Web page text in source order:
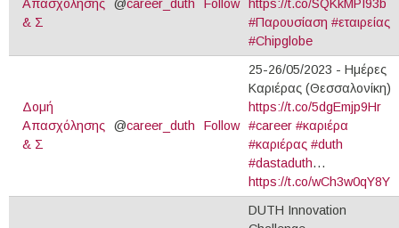
Απασχόλησης
& Σ
@career_duth Follow
https://t.co/SQKkMPI93b
#Παρουσίαση #εταιρείας
#Chipglobe
Δομή
Απασχόλησης
& Σ
@career_duth Follow
25-26/05/2023 - Ημέρες
Καριέρας (Θεσσαλονίκη)
https://t.co/5dgEmjp9Hr
#career #καριέρα
#καριέρας #duth
#dastaduth…
https://t.co/wCh3w0qY8Y
DUTH Innovation